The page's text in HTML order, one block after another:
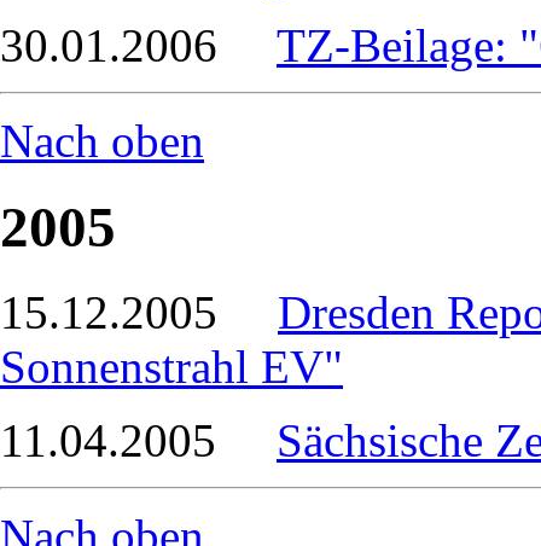
30.01.2006 TZ-Beilage:
Nach oben
2005
15.12.2005 Dresden
Sonnenstrahl EV"
11.04.2005 Sächsische